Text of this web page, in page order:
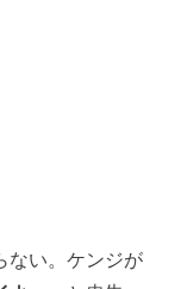
ない。ケンジが